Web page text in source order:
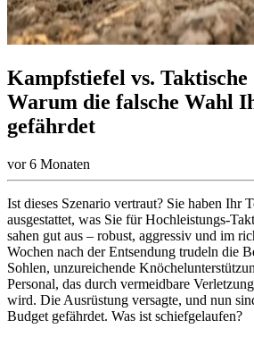
Kampfstiefel vs. Taktische
Warum die falsche Wahl
gefährdet
vor 6 Monaten
Ist dieses Szenario vertraut? Sie haben Ihr
ausgestattet, was Sie für Hochleistungs-
sahen gut aus – robust, aggressiv und im
Wochen nach der Entsendung trudeln die
Sohlen, unzureichende
Personal, das durch vermeidbare
wird. Die Ausrüstung versagte, und nun
Budget gefährdet. Was ist schiefgelaufen?